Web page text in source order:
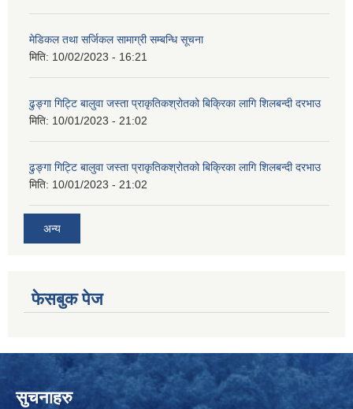
मेडिकल तथा सर्जिकल सामाग्री सम्बन्धि सूचना
मिति: 10/02/2023 - 16:21
ढुङ्गा गिट्टि बालुवा जस्ता प्राकृतिकश्रोतको बिक्रिका लागि शिलबन्दी दरभाउ
मिति: 10/01/2023 - 21:02
ढुङ्गा गिट्टि बालुवा जस्ता प्राकृतिकश्रोतको बिक्रिका लागि शिलबन्दी दरभाउ
मिति: 10/01/2023 - 21:02
अन्य
फेसबुक पेज
सुचनाहरु